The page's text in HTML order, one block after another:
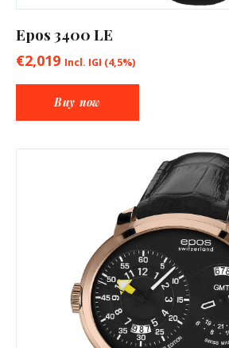
Epos 3400 LE
€2,019 Incl. IGI (4,5%)
Buy now